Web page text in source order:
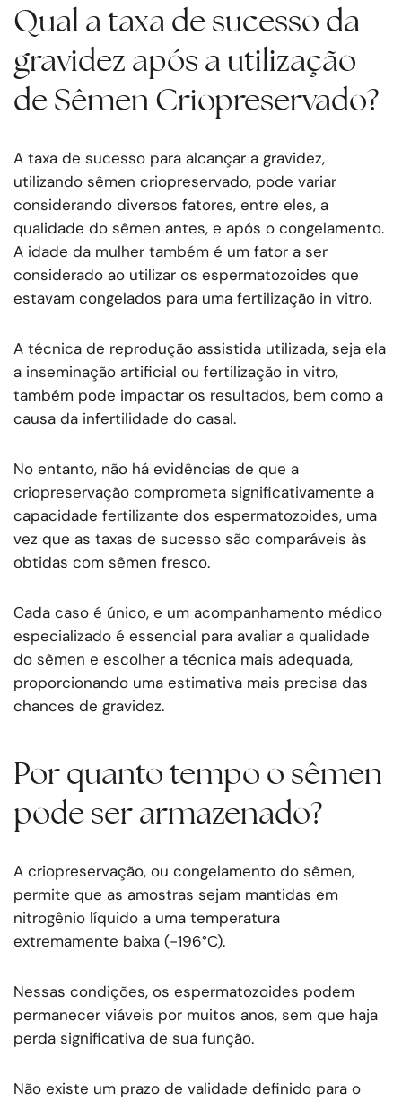
Qual a taxa de sucesso da
gravidez após a utilização
de Sêmen Criopreservado?
A taxa de sucesso para alcançar a gravidez,
utilizando sêmen criopreservado, pode variar
considerando diversos fatores, entre eles, a
qualidade do sêmen antes, e após o congelamento.
A idade da mulher também é um fator a ser
considerado ao utilizar os espermatozoides que
estavam congelados para uma fertilização in vitro.
A técnica de reprodução assistida utilizada, seja ela
a inseminação artificial ou fertilização in vitro,
também pode impactar os resultados, bem como a
causa da infertilidade do casal.
No entanto, não há evidências de que a
criopreservação comprometa significativamente a
capacidade fertilizante dos espermatozoides, uma
vez que as taxas de sucesso são comparáveis às
obtidas com sêmen fresco.
Cada caso é único, e um acompanhamento médico
especializado é essencial para avaliar a qualidade
do sêmen e escolher a técnica mais adequada,
proporcionando uma estimativa mais precisa das
chances de gravidez.
Por quanto tempo o sêmen
pode ser armazenado?
A criopreservação, ou congelamento do sêmen,
permite que as amostras sejam mantidas em
nitrogênio líquido a uma temperatura
extremamente baixa (-196°C).
Nessas condições, os espermatozoides podem
permanecer viáveis por muitos anos, sem que haja
perda significativa de sua função.
Não existe um prazo de validade definido para o